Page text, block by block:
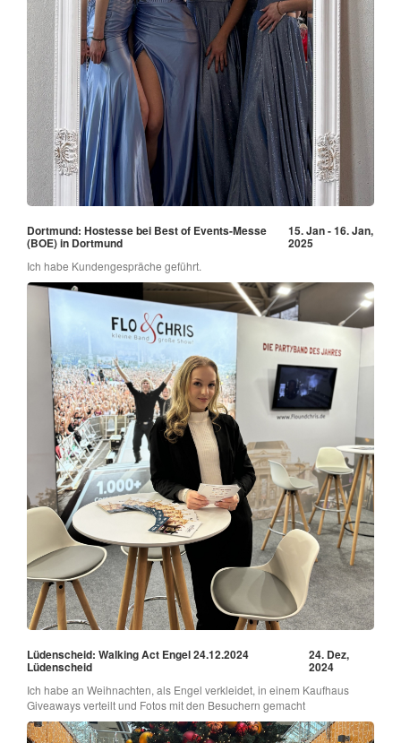
Dortmund: Hostesse bei Best of Events-Messe
(BOE) in Dortmund
15. Jan - 16. Jan,
2025
Ich habe Kundengespräche geführt.
Lüdenscheid: Walking Act Engel 24.12.2024
Lüdenscheid
24. Dez,
2024
Ich habe an Weihnachten, als Engel verkleidet, in einem Kaufhaus
Giveaways verteilt und Fotos mit den Besuchern gemacht